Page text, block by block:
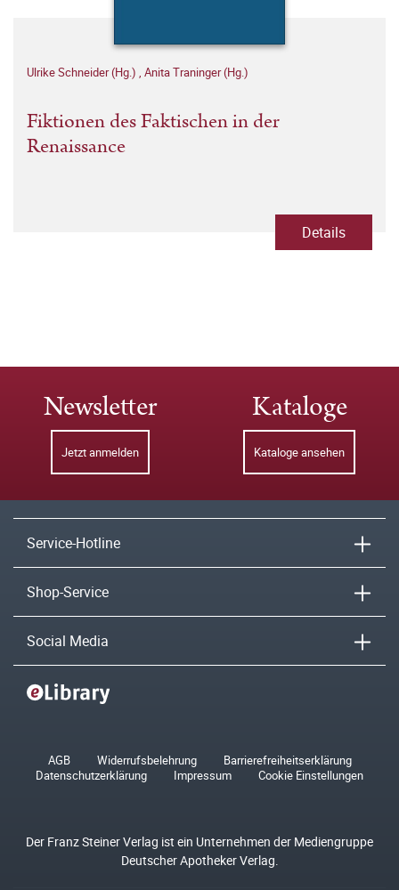
Ulrike Schneider (Hg.) , Anita Traninger (Hg.)
Fiktionen des Faktischen in der
Renaissance
Details
Newsletter
Jetzt anmelden
Kataloge
Kataloge ansehen
Service-Hotline
Shop-Service
Social Media
AGB Widerrufsbelehrung
Barrierefreiheitserklärung
Datenschutzerklärung
Impressum Cookie Einstellungen
Der Franz Steiner Verlag ist ein Unternehmen der Mediengruppe
Deutscher Apotheker Verlag.